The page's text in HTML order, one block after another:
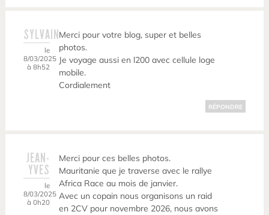
SYLVAIN
le
8/03/2025
à 8h52
Merci pour votre blog, super et belles
photos.
Je voyage aussi en l200 avec cellule loge
mobile.
Cordialement
RÉPONDRE
JEAN-
YVES
le
8/03/2025
à 0h20
Merci pour ces belles photos.
Mauritanie que je traverse avec le rallye
Africa Race au mois de janvier.
Avec un copain nous organisons un raid
en 2CV pour novembre 2026, nous avons